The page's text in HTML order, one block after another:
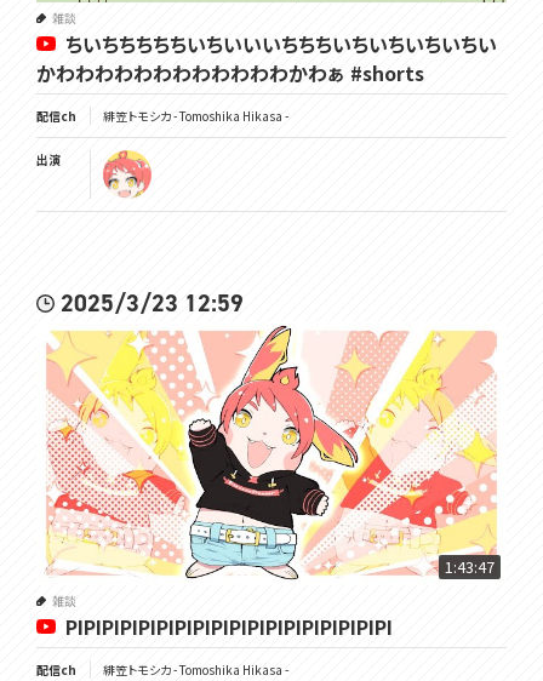
雑談
ちいちちちちちいちいいいちちちいちいちいちいちい
かわわわわわわわわわわわわかわぁ #shorts
配信ch 緋笠トモシカ - Tomoshika Hikasa -
出演
2025/3/23 12:59
1:43:47
雑談
PIPIPIPIPIPIPIPIPIPIPIPIPIPIPIPIPIPI
配信ch 緋笠トモシカ - Tomoshika Hikasa -